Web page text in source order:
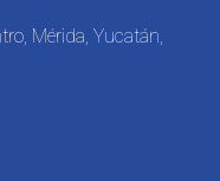
Mérida, Yucatán,